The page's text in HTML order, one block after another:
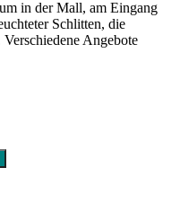
in der Mall, am Eingang
Schlitten, die
Angebote